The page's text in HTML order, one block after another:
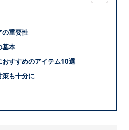
の重要性
基本
おすすめのアイテム10選
策も十分に